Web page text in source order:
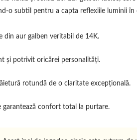
o subtil pentru a capta reflexiile luminii în
din aur galben veritabil de 14K.
și potrivit oricărei personalități.
rotundă de o claritate excepțională.
garantează confort total la purtare.